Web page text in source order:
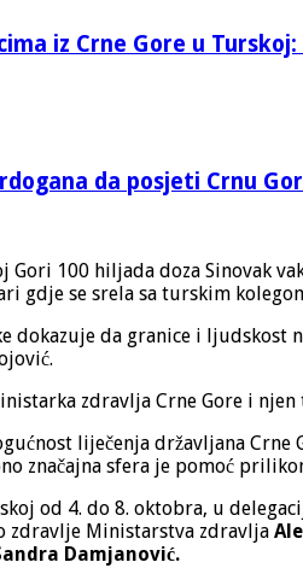
iz Crne Gore u
da posjeti Crnu
Gori 100 hiljada doza Sinovak
gdje se srela sa turskim
dokazuje da granice i ljudskost
zdravlja Crne Gore i
liječenja državljana Crne
značajna sfera je pomoć
od 4. do 8. oktobra, u
zdravlje Ministarstva zdravlja
Damjanović.